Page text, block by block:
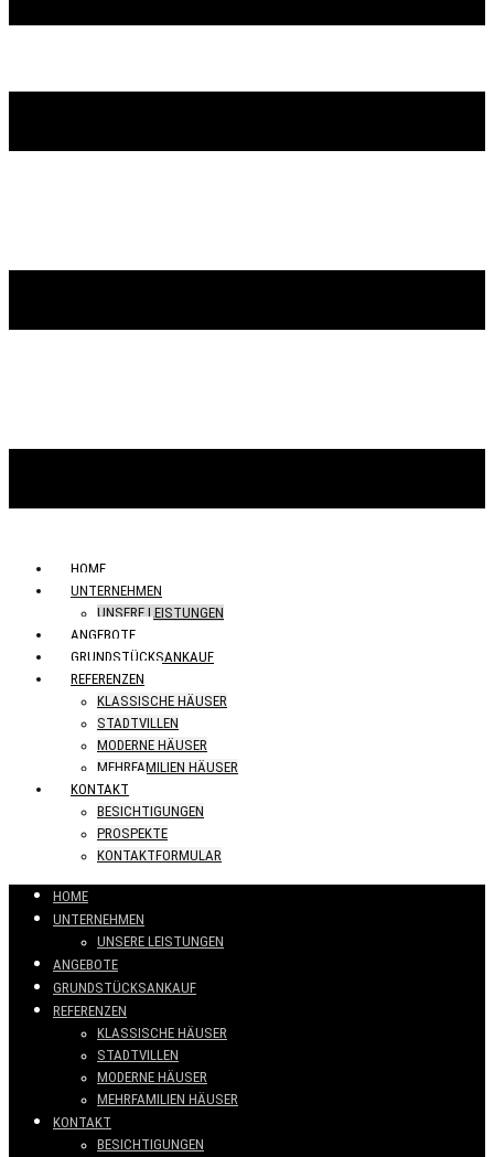
HOME
UNTERNEHMEN
UNSERE LEISTUNGEN
ANGEBOTE
GRUNDSTÜCKSANKAUF
REFERENZEN
KLASSISCHE HÄUSER
STADTVILLEN
MODERNE HÄUSER
MEHRFAMILIEN HÄUSER
KONTAKT
BESICHTIGUNGEN
PROSPEKTE
KONTAKTFORMULAR
HOME
UNTERNEHMEN
UNSERE LEISTUNGEN
ANGEBOTE
GRUNDSTÜCKSANKAUF
REFERENZEN
KLASSISCHE HÄUSER
STADTVILLEN
MODERNE HÄUSER
MEHRFAMILIEN HÄUSER
KONTAKT
BESICHTIGUNGEN